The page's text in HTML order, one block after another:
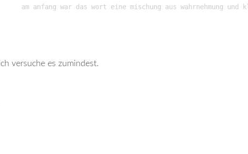
am anfang war das wort eine mischung aus wahrnehmung und
versuche es zumindest.